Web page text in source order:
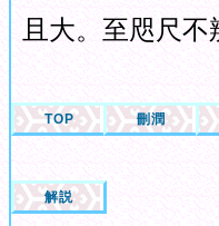
且大。至咫尺不
TOP 刪潤
解説